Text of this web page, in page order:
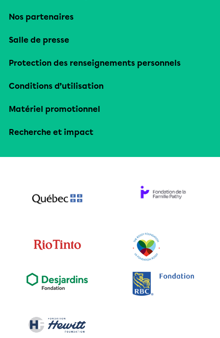
Nos partenaires
Salle de presse
Protection des renseignements personnels
Conditions d’utilisation
Matériel promotionnel
Recherche et impact